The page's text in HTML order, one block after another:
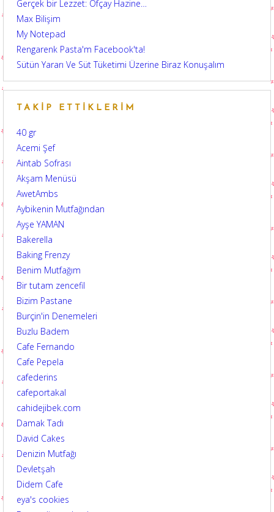
Gerçek bir Lezzet: Ofçay Hazine…
Max Bilişim
My Notepad
Rengarenk Pasta'm Facebook'ta!
Sütün Yararı Ve Süt Tüketimi Üzerine Biraz Konuşalım
TAKIP ETTIKLERIM
40 gr
Acemi Şef
Aintab Sofrası
Akşam Menüsü
AwetAmbs
Aybikenin Mutfağından
Ayşe YAMAN
Bakerella
Baking Frenzy
Benim Mutfağım
Bir tutam zencefil
Bizim Pastane
Burçin'in Denemeleri
Buzlu Badem
Cafe Fernando
Cafe Pepela
cafederins
cafeportakal
cahidejibek.com
Damak Tadı
David Cakes
Denizin Mutfağı
Devletşah
Didem Cafe
eya's cookies